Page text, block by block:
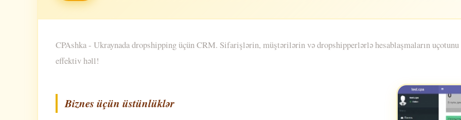
CPAshka - Ukraynada dropshipping üçün CRM. Sifarişlərin, müştərilərin və dropshipperlərlə hesablaşmaların
effektiv həll!
Biznes üçün üstünlüklər